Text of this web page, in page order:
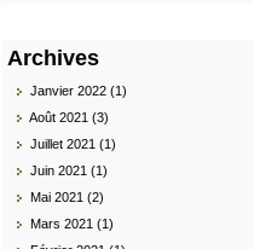
Archives
Janvier 2022 (1)
Août 2021 (3)
Juillet 2021 (1)
Juin 2021 (1)
Mai 2021 (2)
Mars 2021 (1)